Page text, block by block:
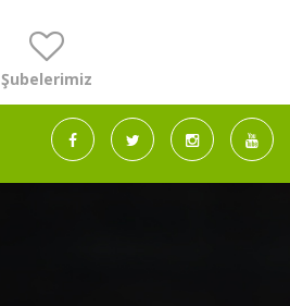
Şubelerimiz